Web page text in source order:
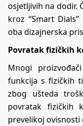
osjetljivih na dodir.
kroz “Smart
oba dizajnerska
Povratak fizičkih
Mnogi
funkcija s fizičkih
zbog ušteda
povratak fizičkih
prevelikoj